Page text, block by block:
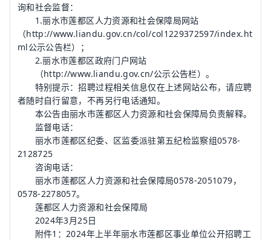
询和社会监督：
1.丽水市莲都区人力资源和社会保障局网站
（http://www.liandu.gov.cn/col/col1229372597/index.ht
ml公示公告栏）；
2.丽水市莲都区政府门户网站
（http://www.liandu.gov.cn/公示公告栏）。
特别提示：招聘过程相关信息仅在上述网站公布，请应聘
者随时自行留意，不再另行电话通知。
本公告由丽水市莲都区人力资源和社会保障局负责解释。
监督电话：
丽水市莲都区纪委、区监委派驻第五纪检监察组0578-
2128725
咨询电话：
丽水市莲都区人力资源和社会保障局0578-2051079，
0578-2278057。
莲都区人力资源和社会保障局
2024年3月25日
附件1：2024年上半年丽水市莲都区事业单位公开招聘工